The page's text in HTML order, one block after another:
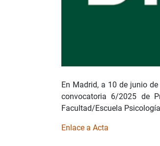
En Madrid, a 10 de junio
convocatoria 6/2025 de
Facultad/Escuela
Enlace a Acta